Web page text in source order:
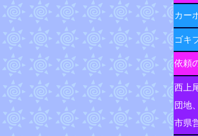
カー
ゴキ
依頼
西上
団地
市県